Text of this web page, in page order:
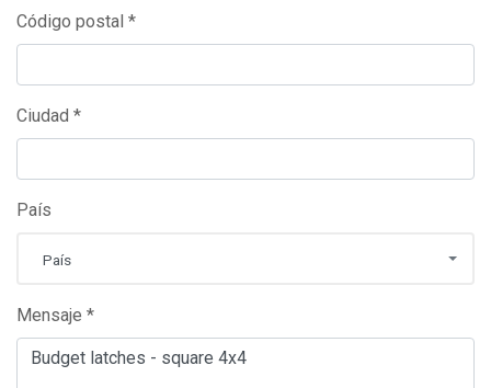
Código postal *
Ciudad *
País
País
Mensaje *